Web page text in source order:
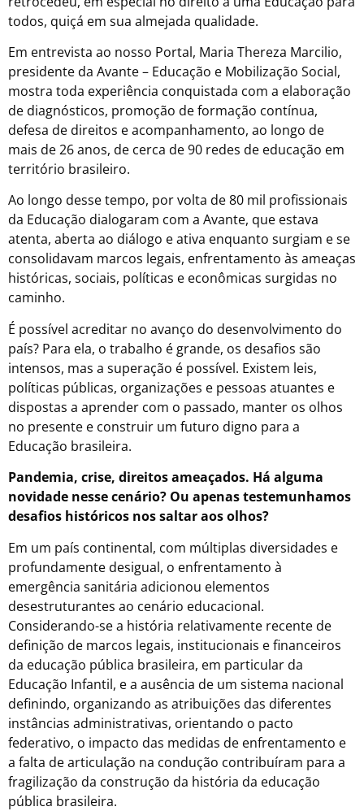
todos, quiçá em sua almejada qualidade.
Em entrevista ao nosso Portal, Maria Thereza Marcilio,
presidente da Avante – Educação e Mobilização Social,
mostra toda experiência conquistada com a elaboração
de diagnósticos, promoção de formação contínua,
defesa de direitos e acompanhamento, ao longo de
mais de 26 anos, de cerca de 90 redes de educação em
território brasileiro.
Ao longo desse tempo, por volta de 80 mil profissionais
da Educação dialogaram com a Avante, que estava
atenta, aberta ao diálogo e ativa enquanto surgiam e se
consolidavam marcos legais, enfrentamento às ameaças
históricas, sociais, políticas e econômicas surgidas no
caminho.
É possível acreditar no avanço do desenvolvimento do
país? Para ela, o trabalho é grande, os desafios são
intensos, mas a superação é possível. Existem leis,
políticas públicas, organizações e pessoas atuantes e
dispostas a aprender com o passado, manter os olhos
no presente e construir um futuro digno para a
Educação brasileira.
Pandemia, crise, direitos ameaçados. Há alguma
novidade nesse cenário? Ou apenas testemunhamos
desafios históricos nos saltar aos olhos?
Em um país continental, com múltiplas diversidades e
profundamente desigual, o enfrentamento à
emergência sanitária adicionou elementos
desestruturantes ao cenário educacional.
Considerando-se a história relativamente recente de
definição de marcos legais, institucionais e financeiros
da educação pública brasileira, em particular da
Educação Infantil, e a ausência de um sistema nacional
definindo, organizando as atribuições das diferentes
instâncias administrativas, orientando o pacto
federativo, o impacto das medidas de enfrentamento e
a falta de articulação na condução contribuíram para a
fragilização da construção da história da educação
pública brasileira.